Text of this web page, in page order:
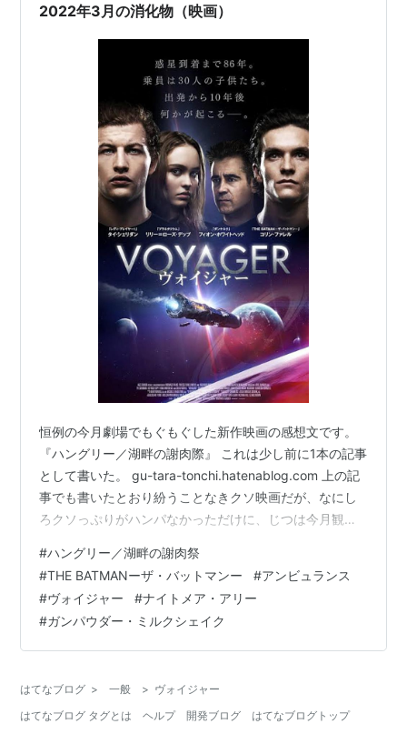
2022年3月の消化物（映画）
恒例の今月劇場でもぐもぐした新作映画の感想文です。
『ハングリー／湖畔の謝肉際』 これは少し前に1本の記事
として書いた。 gu-tara-tonchi.hatenablog.com 上の記
事でも書いたとおり紛うことなきクソ映画だが、なにし
ろクソっぷりがハンパなかっただけに、じつは今月観た
りする……。 『ハングリー／湖畔の謝肉祭』カート・コ
バーンをモデルにしたらしい『ザ・バットマン』の上映
時間が3時間とかとんでもない長さので尻込みしてとりあ
えずコバーンならぬ湖畔な映画を観に行ったら違った意
味でとんでもない代物だった…。詳しいことはあとでブ
#ハングリー／湖畔の謝肉祭
#THE BATMANーザ・バットマンー #アンビュランス
#ヴォイジャー #ナイトメア・アリー
#ガンパウダー・ミルクシェイク
はてなブログ > 一般 > ヴォイジャー
はてなブログ タグとは
ヘルプ 開発ブログ はてなブログトップ